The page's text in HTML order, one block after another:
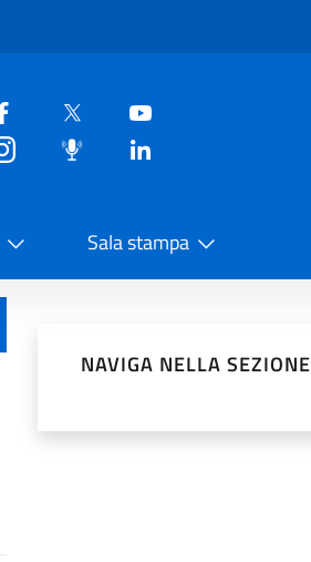
Sala stampa
NAVIGA NELLA SEZIONE